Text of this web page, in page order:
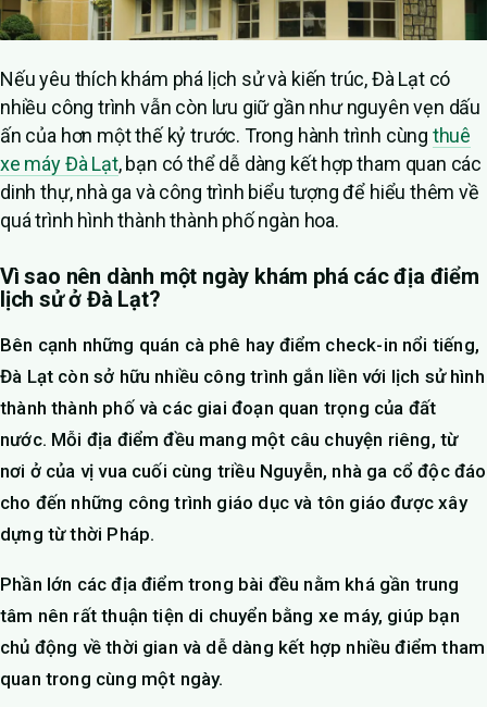
Nếu yêu thích khám phá lịch sử và kiến trúc, Đà Lạt có
nhiều công trình vẫn còn lưu giữ gần như nguyên vẹn dấu
ấn của hơn một thế kỷ trước. Trong hành trình cùng thuê
xe máy Đà Lạt, bạn có thể dễ dàng kết hợp tham quan các
dinh thự, nhà ga và công trình biểu tượng để hiểu thêm về
quá trình hình thành thành phố ngàn hoa.
Vì sao nên dành một ngày khám phá các địa điểm
lịch sử ở Đà Lạt?
Bên cạnh những quán cà phê hay điểm check-in nổi tiếng,
Đà Lạt còn sở hữu nhiều công trình gắn liền với lịch sử hình
thành thành phố và các giai đoạn quan trọng của đất
nước. Mỗi địa điểm đều mang một câu chuyện riêng, từ
nơi ở của vị vua cuối cùng triều Nguyễn, nhà ga cổ độc đáo
cho đến những công trình giáo dục và tôn giáo được xây
dựng từ thời Pháp.
Phần lớn các địa điểm trong bài đều nằm khá gần trung
tâm nên rất thuận tiện di chuyển bằng xe máy, giúp bạn
chủ động về thời gian và dễ dàng kết hợp nhiều điểm tham
quan trong cùng một ngày.